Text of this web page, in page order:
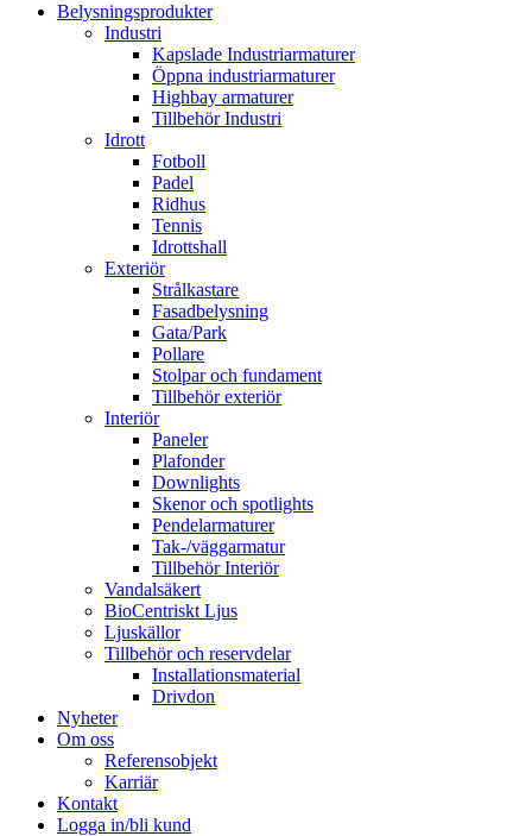
Belysningsprodukter
Industri
Kapslade Industriarmaturer
Öppna industriarmaturer
Highbay armaturer
Tillbehör Industri
Idrott
Fotboll
Padel
Ridhus
Tennis
Idrottshall
Exteriör
Strålkastare
Fasadbelysning
Gata/Park
Pollare
Stolpar och fundament
Tillbehör exteriör
Interiör
Paneler
Plafonder
Downlights
Skenor och spotlights
Pendelarmaturer
Tak-/väggarmatur
Tillbehör Interiör
Vandalsäkert
BioCentriskt Ljus
Ljuskällor
Tillbehör och reservdelar
Installationsmaterial
Drivdon
Nyheter
Om oss
Referensobjekt
Karriär
Kontakt
Logga in/bli kund